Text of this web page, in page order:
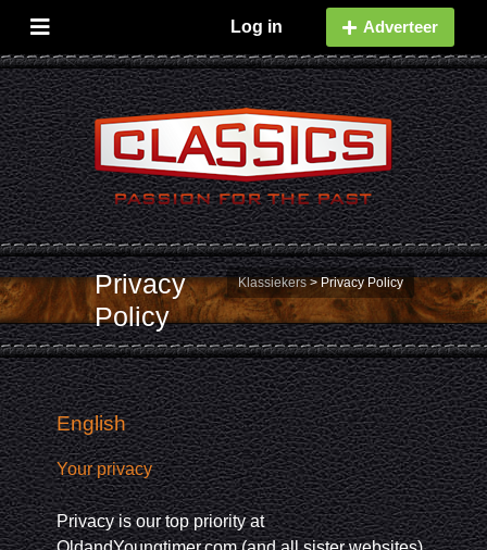
Log in Adverteer
Klassiekers >Privacy Policy
Privacy
Policy
English
Your privacy
Privacy is our top priority at